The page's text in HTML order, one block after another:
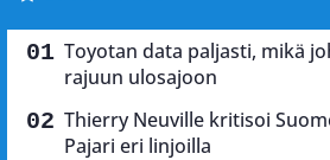
Toyotan data paljasti, mikä
rajuun ulosajoon
Thierry Neuville kritisoi
Pajari eri linjoilla